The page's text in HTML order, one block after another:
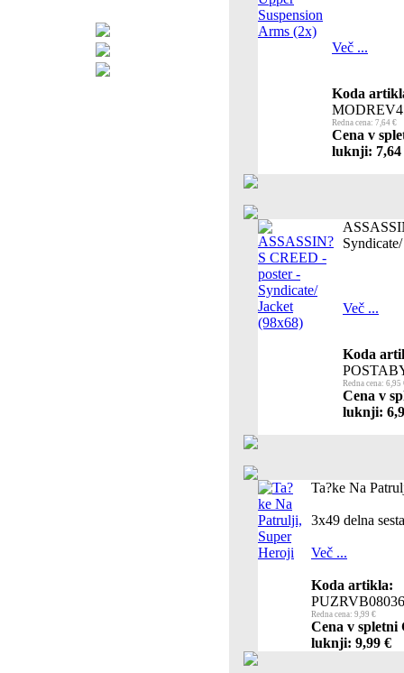
Več ...
Koda
Redna cena: 7,64 €
Cena v
luknji: 7,64
Več ...
Koda
Redna cena: 6,95
Cena v
luknji:
Ta?ke Na
3x49 delna
Več ...
Koda artikla:
PUZRVB08036
Redna cena: 9,99 €
Cena v spletni
luknji: 9,99 €